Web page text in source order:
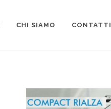
CHI SIAMO CONTATTI